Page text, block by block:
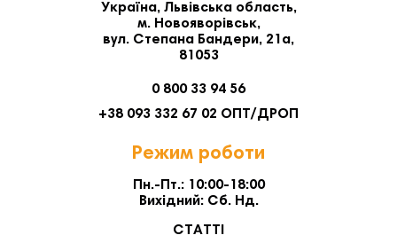
Україна, Львівська область,
м. Новояворівськ,
вул. Степана Бандери, 21а,
81053
0 800 33 94 56
+38 093 332 67 02 ОПТ/ДРОП
Режим роботи
Пн.-Пт.: 10:00-18:00
Вихідний: Сб. Нд.
СТАТТІ